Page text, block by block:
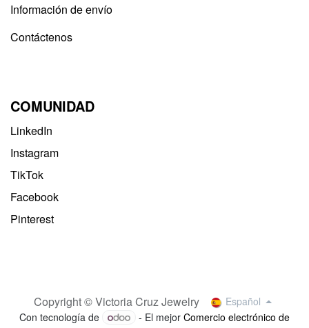
Información de envío
Contáctenos
COMUNIDAD
LinkedIn
Instagram
TikTok
Facebook
Pinterest
Copyright © Victoria Cruz Jewelry
Español
Con tecnología de
- El mejor Comercio electrónico de